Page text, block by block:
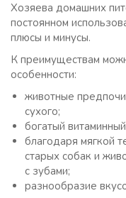
Хозяева домашних
постоянном
плюсы и минусы.
К преимуществам
особенности:
животные
сухого;
богатый
благодаря мягкой
старых собак и
с зубами;
разнообразие